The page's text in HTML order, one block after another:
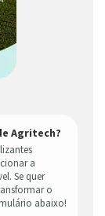
Agritech?
a
Se quer
o
abaixo!